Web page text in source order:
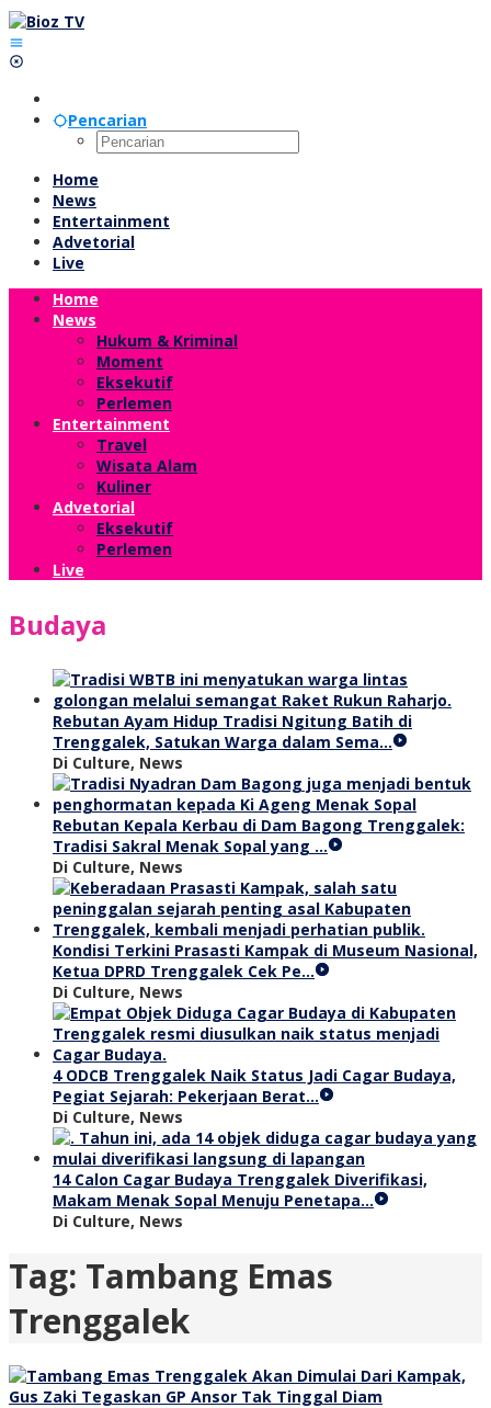
Lewati
ke
konten
Pencarian
Home
News
Entertainment
Advetorial
Live
Home
News
Hukum & Kriminal
Moment
Eksekutif
Perlemen
Entertainment
Travel
Wisata Alam
Kuliner
Advetorial
Eksekutif
Perlemen
Live
Budaya
Rebutan Ayam Hidup Tradisi Ngitung Batih di
Trenggalek, Satukan Warga dalam Sema…
Di Culture, News
Rebutan Kepala Kerbau di Dam Bagong Trenggalek:
Tradisi Sakral Menak Sopal yang …
Di Culture, News
Kondisi Terkini Prasasti Kampak di Museum Nasional,
Ketua DPRD Trenggalek Cek Pe…
Di Culture, News
4 ODCB Trenggalek Naik Status Jadi Cagar Budaya,
Pegiat Sejarah: Pekerjaan Berat…
Di Culture, News
14 Calon Cagar Budaya Trenggalek Diverifikasi,
Makam Menak Sopal Menuju Penetapa…
Di Culture, News
Tag: Tambang Emas
Trenggalek